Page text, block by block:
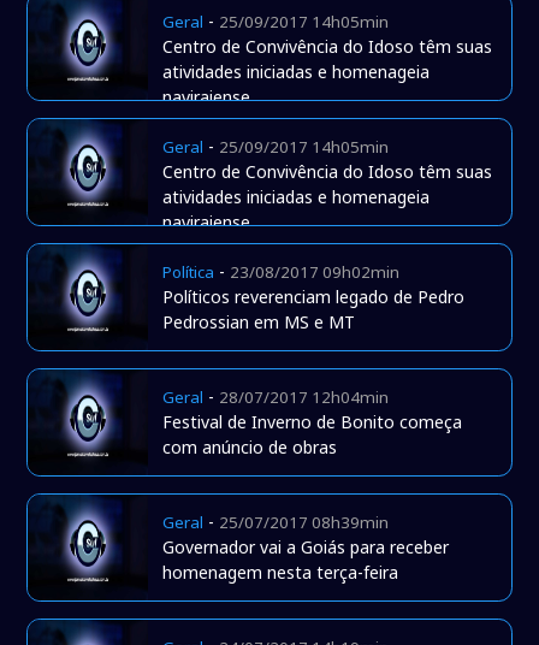
Geral - 25/09/2017 14h05min
Centro de Convivência do Idoso têm suas
atividades iniciadas e homenageia
naviraiense
Geral - 25/09/2017 14h05min
Centro de Convivência do Idoso têm suas
atividades iniciadas e homenageia
naviraiense
Política - 23/08/2017 09h02min
Políticos reverenciam legado de Pedro
Pedrossian em MS e MT
Geral - 28/07/2017 12h04min
Festival de Inverno de Bonito começa
com anúncio de obras
Geral - 25/07/2017 08h39min
Governador vai a Goiás para receber
homenagem nesta terça-feira